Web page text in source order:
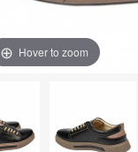
Hover to zoom